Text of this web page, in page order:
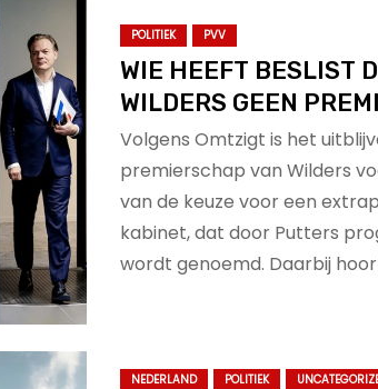
POLITIEK PVV
WIE HEEFT BESLIST
WILDERS GEEN
Volgens Omtzigt is het
premierschap van Wilders
van de keuze voor een
kabinet, dat door Putters
wordt genoemd. Daarbij
NEDERLAND POLITIEK